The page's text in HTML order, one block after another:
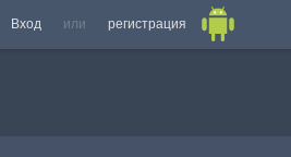
Вход или регистрация